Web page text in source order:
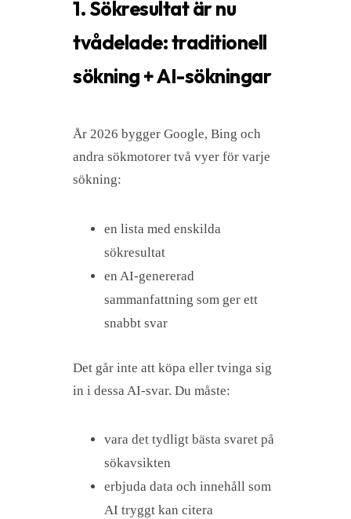
1. Sökresultat är nu
tvådelade: traditionell
sökning + AI-sökningar
År 2026 bygger Google, Bing och
andra sökmotorer två vyer för varje
sökning:
en lista med enskilda
sökresultat
en AI-genererad
sammanfattning som ger ett
snabbt svar
Det går inte att köpa eller tvinga sig
in i dessa AI-svar. Du måste:
vara det tydligt bästa svaret på
sökavsikten
erbjuda data och innehåll som
AI tryggt kan citera